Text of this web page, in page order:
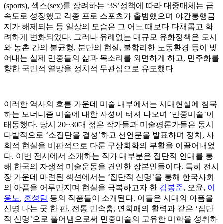
(sports), 섹스(sex)를 장려하는 ‘3S’정책에 따라 대중매체는 급
속도로 성장했고 각종 프로 스포츠가 출범했으며 야간통행금
지가 해제되는 등 일상의 모습은 그 어느 때보다 다채롭고 화
려하게 변화되었다. 그러나 유례없는 대규모 유화정책은 도시
와 농촌 간의 불균형, 분단의 현실, 불합리한 노동환경 등이 빚
어내는 실제 민중들의 삶과 목소리를 외면하게 하고, 민주화를
향한 국민적 열망을 정치적 무관심으로 유도했다
이러한 역사의 흐름 가운데 미술 내부에서는 시대현실에 침묵
하는 모더니즘 미술에 대한 자성이 터져 나오며 ‘민중미술’이
태동했다. 당시 20~30대 젊은 작가들과 미술평론가들은 동시
다발적으로 ‘소집단을 결성’하고 선언문을 발표하며 정치, 사
회적 현실을 비판적으로 다룬 구상회화의 부활을 이끌어내었
다. 이번 전시에서 소개하는 작가 대부분은 집단적 연대를 통
해 한국의 자생적 미술운동을 견인한 장본인들이다. 특히 전시
장 가운데 마련된 섹션에서는 ‘집단적 신명’을 통해 한국사회
의 아픔을 어루만지며 현실을 극복하고자 한 김봉준, 오윤, 이
응노, 홍성담 등의 작품들이 소개된다. 이들은 시대의 아픔을
신명 나는 굿 한 판, 전통 민속춤, 연희패의 활력과 같은 ‘집단
적 신명’으로 풀어냄으로써 민중미술의 고유한 미학을 성취하